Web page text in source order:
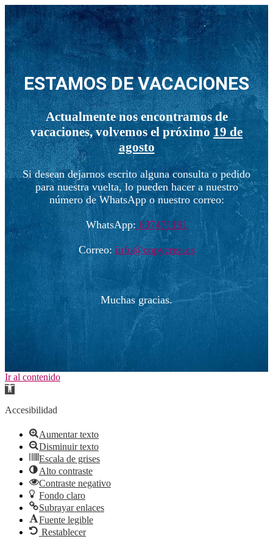
ESTAMOS DE VACACIONES
Actualmente nos encontramos de
vacaciones, volvemos el próximo 19 de
agosto
Si desean dejarnos escrito alguna consulta o pedido
para nuestra vuelta, lo pueden hacer a nuestro
número de WhatsApp o nuestro correo:
WhatsApp: 637471191
Correo:info@copycrea.es
Muchas gracias.
Ir al contenido
Abrir
de
Accesibilidad
Aumentar texto
Disminuir texto
Escala de grises
Alto contraste
Contraste negativo
Fondo claro
Subrayar enlaces
Fuente legible
Restablecer